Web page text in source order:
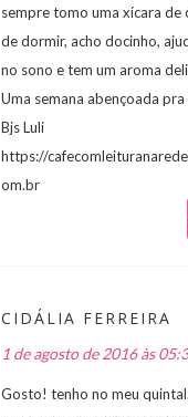
sempre tomo uma xícara de
de dormir, acho docinho,
no sono e tem um aroma
Uma semana abençoada
Bjs Luli
https://
om.br
CIDÁLIA FERREIRA
1 de agosto de 2016 às
Gosto! tenho no meu